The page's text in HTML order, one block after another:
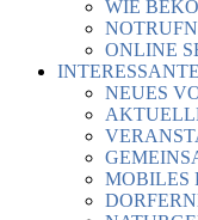
WIE
ONLINE
NEUES
MOBILES